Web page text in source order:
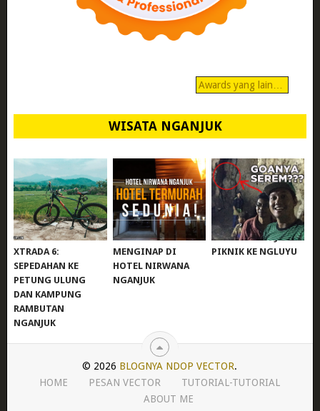
Awards yang lain…
WISATA NGANJUK
REVIEW POLYGON
XTRADA 6:
SEPEDAHAN KE
PETUNG ULUNG
DAN KAMPUNG
RAMBUTAN
NGANJUK
MURAH BANGET!
MENGINAP DI
HOTEL NIRWANA
NGANJUK
WISATA NGANJUK:
PIKNIK KE NGLUYU
© 2026 BLOGNYA NDOP VECTOR.
HOME
PESAN VECTOR
TUTORIAL-TUTORIAL
ABOUT ME